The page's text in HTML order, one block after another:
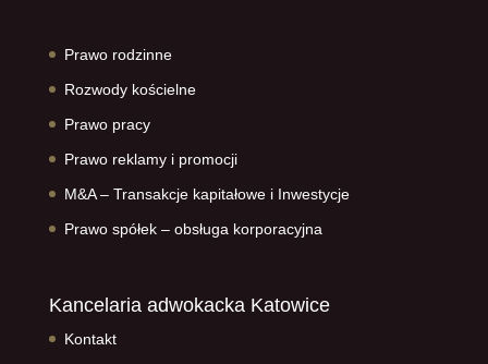
Prawo rodzinne
Rozwody kościelne
Prawo pracy
Prawo reklamy i promocji
M&A – Transakcje kapitałowe i Inwestycje
Prawo spółek – obsługa korporacyjna
Kancelaria adwokacka Katowice
Kontakt